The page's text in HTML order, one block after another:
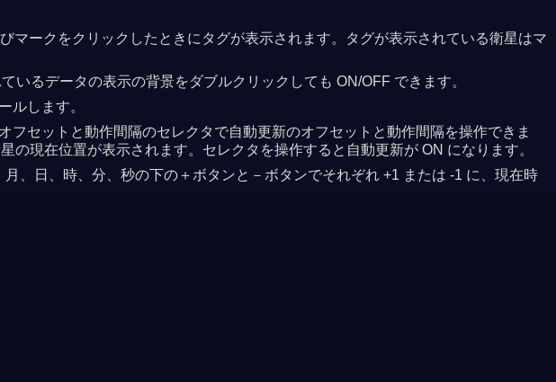
ークをクリックしたときにタグが表示されます。タグが表示されている衛星はマ
るデータの表示の背景をダブルクリックしても ON/OFF できます。
ルします。
セットと動作間隔のセレクタで自動更新のオフセットと動作間隔を操作できま
現在位置が表示されます。セレクタを操作すると自動更新が ON になります。
、日、時、分、秒の下の＋ボタンと－ボタンでそれぞれ +1 または -1 に、現在時